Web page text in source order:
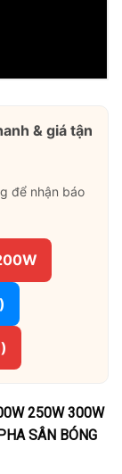
& giá tận
để nhận báo
250W 300W
SÂN BÓNG